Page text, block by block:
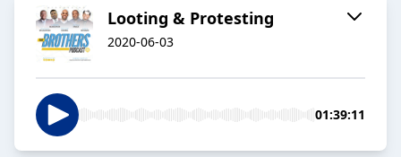
Looting & Protesting
2020-06-03
01:39:11